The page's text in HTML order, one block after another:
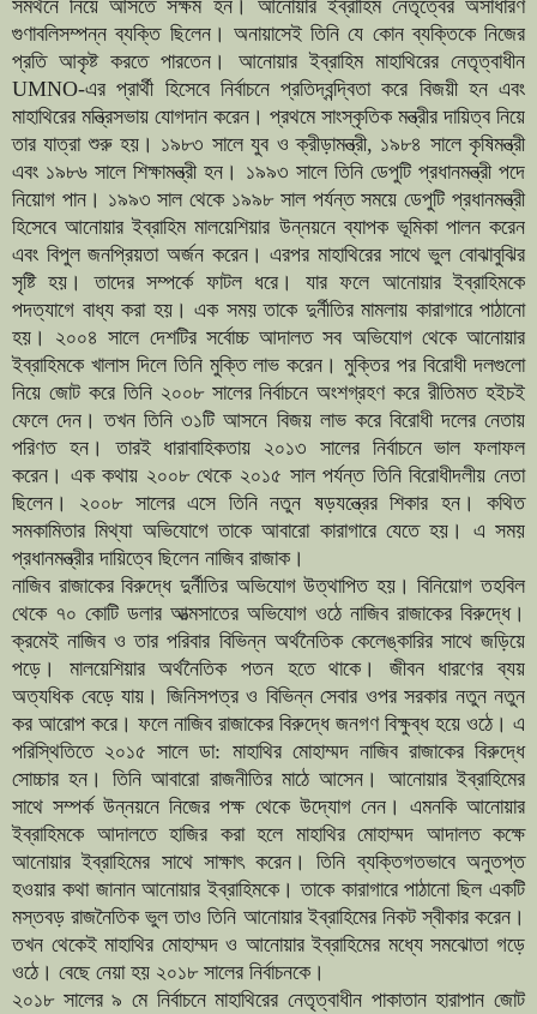
সমর্থনে নিয়ে আসতে সক্ষম হন। আনোয়ার ইব্রাহিম নেতৃত্বের অসাধারণ
গুণাবলিসম্পন্ন ব্যক্তি ছিলেন। অনায়াসেই তিনি যে কোন ব্যক্তিকে নিজের
প্রতি আকৃষ্ট করতে পারতেন। আনোয়ার ইব্রাহিম মাহাথিরের নেতৃত্বাধীন
UMNO-এর প্রার্থী হিসেবে নির্বাচনে প্রতিদ্বন্দ্বিতা করে বিজয়ী হন এবং
মাহাথিরের মন্ত্রিসভায় যোগদান করেন। প্রথমে সাংস্কৃতিক মন্ত্রীর দায়িত্ব নিয়ে
তার যাত্রা শুরু হয়। ১৯৮৩ সালে যুব ও ক্রীড়ামন্ত্রী, ১৯৮৪ সালে কৃষিমন্ত্রী
এবং ১৯৮৬ সালে শিক্ষামন্ত্রী হন। ১৯৯৩ সালে তিনি ডেপুটি প্রধানমন্ত্রী পদে
নিয়োগ পান। ১৯৯৩ সাল থেকে ১৯৯৮ সাল পর্যন্ত সময়ে ডেপুটি প্রধানমন্ত্রী
হিসেবে আনোয়ার ইব্রাহিম মালয়েশিয়ার উন্নয়নে ব্যাপক ভূমিকা পালন করেন
এবং বিপুল জনপ্রিয়তা অর্জন করেন। এরপর মাহাথিরের সাথে ভুল বোঝাবুঝির
সৃষ্টি হয়। তাদের সম্পর্কে ফাটল ধরে। যার ফলে আনোয়ার ইব্রাহিমকে
পদত্যাগে বাধ্য করা হয়। এক সময় তাকে দুর্নীতির মামলায় কারাগারে পাঠানো
হয়। ২০০৪ সালে দেশটির সর্বোচ্চ আদালত সব অভিযোগ থেকে আনোয়ার
ইব্রাহিমকে খালাস দিলে তিনি মুক্তি লাভ করেন। মুক্তির পর বিরোধী দলগুলো
নিয়ে জোট করে তিনি ২০০৮ সালের নির্বাচনে অংশগ্রহণ করে রীতিমত হইচই
ফেলে দেন। তখন তিনি ৩১টি আসনে বিজয় লাভ করে বিরোধী দলের নেতায়
পরিণত হন। তারই ধারাবাহিকতায় ২০১৩ সালের নির্বাচনে ভাল ফলাফল
করেন। এক কথায় ২০০৮ থেকে ২০১৫ সাল পর্যন্ত তিনি বিরোধীদলীয় নেতা
ছিলেন। ২০০৮ সালের এসে তিনি নতুন ষড়যন্ত্রের শিকার হন। কথিত
সমকামিতার মিথ্যা অভিযোগে তাকে আবারো কারাগারে যেতে হয়। এ সময়
প্রধানমন্ত্রীর দায়িত্বে ছিলেন নাজিব রাজাক।
নাজিব রাজাকের বিরুদ্ধে দুর্নীতির অভিযোগ উত্থাপিত হয়। বিনিয়োগ তহবিল
থেকে ৭০ কোটি ডলার আত্মসাতের অভিযোগ ওঠে নাজিব রাজাকের বিরুদ্ধে।
ক্রমেই নাজিব ও তার পরিবার বিভিন্ন অর্থনৈতিক কেলেঙ্কারির সাথে জড়িয়ে
পড়ে। মালয়েশিয়ার অর্থনৈতিক পতন হতে থাকে। জীবন ধারণের ব্যয়
অত্যধিক বেড়ে যায়। জিনিসপত্র ও বিভিন্ন সেবার ওপর সরকার নতুন নতুন
কর আরোপ করে। ফলে নাজিব রাজাকের বিরুদ্ধে জনগণ বিক্ষুব্ধ হয়ে ওঠে। এ
পরিস্থিতিতে ২০১৫ সালে ডা: মাহাথির মোহাম্মদ নাজিব রাজাকের বিরুদ্ধে
সোচ্চার হন। তিনি আবারো রাজনীতির মাঠে আসেন। আনোয়ার ইব্রাহিমের
সাথে সম্পর্ক উন্নয়নে নিজের পক্ষ থেকে উদ্যোগ নেন। এমনকি আনোয়ার
ইব্রাহিমকে আদালতে হাজির করা হলে মাহাথির মোহাম্মদ আদালত কক্ষে
আনোয়ার ইব্রাহিমের সাথে সাক্ষাৎ করেন। তিনি ব্যক্তিগতভাবে অনুতপ্ত
হওয়ার কথা জানান আনোয়ার ইব্রাহিমকে। তাকে কারাগারে পাঠানো ছিল একটি
মস্তবড় রাজনৈতিক ভুল তাও তিনি আনোয়ার ইব্রাহিমের নিকট স্বীকার করেন।
তখন থেকেই মাহাথির মোহাম্মদ ও আনোয়ার ইব্রাহিমের মধ্যে সমঝোতা গড়ে
ওঠে। বেছে নেয়া হয় ২০১৮ সালের নির্বাচনকে।
২০১৮ সালের ৯ মে নির্বাচনে মাহাথিরের নেতৃত্বাধীন পাকাতান হারাপান জোট